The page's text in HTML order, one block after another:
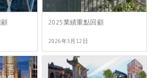
2025業績重點回顧
2026年3月12日